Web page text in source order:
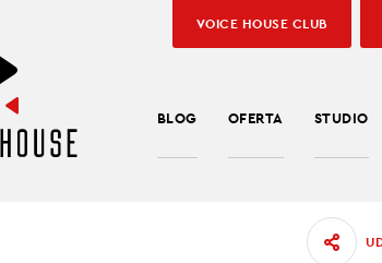
BLOG OFERTA STUDIO
VOICE HOUSE CLUB